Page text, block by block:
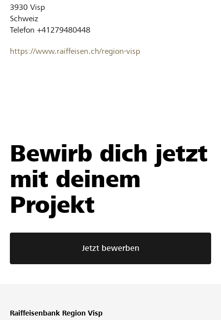
3930 Visp
Schweiz
Telefon +41279480448
https://www.raiffeisen.ch/region-visp
Bewirb dich jetzt
mit deinem
Projekt
Jetzt bewerben
Raiffeisenbank Region Visp